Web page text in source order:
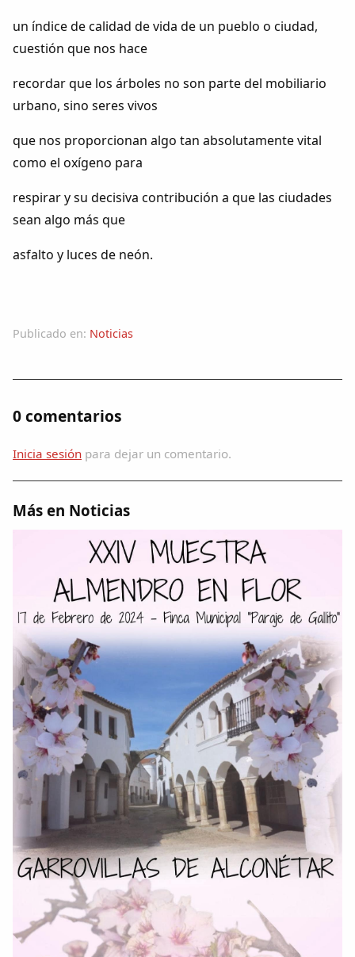
un índice de calidad de vida de un pueblo o ciudad,
cuestión que nos hace
recordar que los árboles no son parte del mobiliario
urbano, sino seres vivos
que nos proporcionan algo tan absolutamente vital
como el oxígeno para
respirar y su decisiva contribución a que las ciudades
sean algo más que
asfalto y luces de neón.
Publicado en: Noticias
0 comentarios
Inicia sesión para dejar un comentario.
Más en Noticias
Compartir en Facebook
Copiar enlace